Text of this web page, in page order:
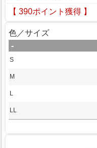
【 390ポイント獲得 】
色／サイズ
-
S
M
L
LL